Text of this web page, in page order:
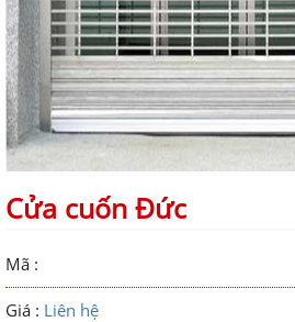
Cửa cuốn Đức
Mã :
Giá : Liên hệ